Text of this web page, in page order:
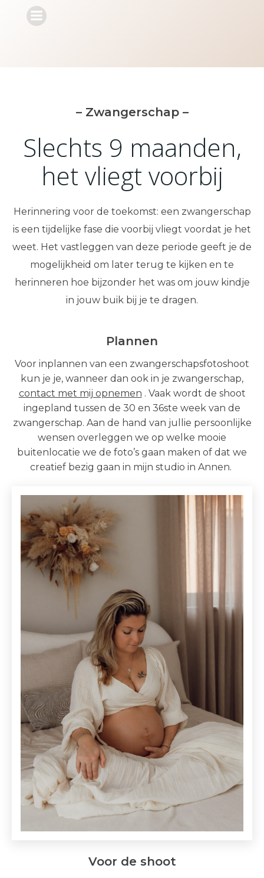
– Zwangerschap –
Slechts 9 maanden,
het vliegt voorbij
Herinnering voor de toekomst: een zwangerschap
is een tijdelijke fase die voorbij vliegt voordat je het
weet. Het vastleggen van deze periode geeft je de
mogelijkheid om later terug te kijken en te
herinneren hoe bijzonder het was om jouw kindje
in jouw buik bij je te dragen.
Plannen
Voor inplannen van een zwangerschapsfotoshoot
kun je je, wanneer dan ook in je zwangerschap,
contact met mij opnemen . Vaak wordt de shoot
ingepland tussen de 30 en 36ste week van de
zwangerschap. Aan de hand van jullie persoonlijke
wensen overleggen we op welke mooie
buitenlocatie we de foto’s gaan maken of dat we
creatief bezig gaan in mijn studio in Annen.
Voor de shoot